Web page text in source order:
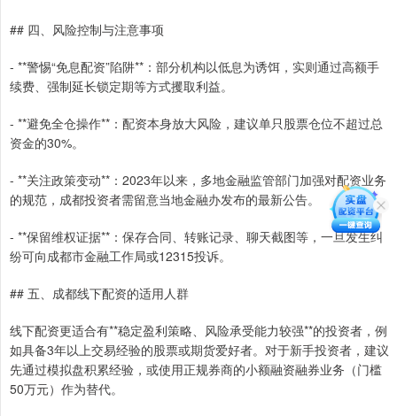
## 四、风险控制与注意事项
- **警惕“免息配资”陷阱**：部分机构以低息为诱饵，实则通过高额手
续费、强制延长锁定期等方式攫取利益。
- **避免全仓操作**：配资本身放大风险，建议单只股票仓位不超过总
资金的30%。
- **关注政策变动**：2023年以来，多地金融监管部门加强对配资业务
的规范，成都投资者需留意当地金融办发布的最新公告。
- **保留维权证据**：保存合同、转账记录、聊天截图等，一旦发生纠
纷可向成都市金融工作局或12315投诉。
## 五、成都线下配资的适用人群
线下配资更适合有**稳定盈利策略、风险承受能力较强**的投资者，例
如具备3年以上交易经验的股票或期货爱好者。对于新手投资者，建议
先通过模拟盘积累经验，或使用正规券商的小额融资融券业务（门槛
50万元）作为替代。